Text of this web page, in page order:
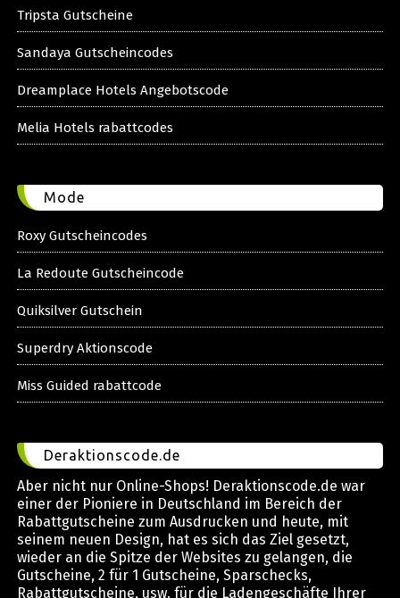
Tripsta Gutscheine
Sandaya Gutscheincodes
Dreamplace Hotels Angebotscode
Melia Hotels rabattcodes
Mode
Roxy Gutscheincodes
La Redoute Gutscheincode
Quiksilver Gutschein
Superdry Aktionscode
Miss Guided rabattcode
Deraktionscode.de
Aber nicht nur Online-Shops! Deraktionscode.de war
einer der Pioniere in Deutschland im Bereich der
Rabattgutscheine zum Ausdrucken und heute, mit
seinem neuen Design, hat es sich das Ziel gesetzt,
wieder an die Spitze der Websites zu gelangen, die
Gutscheine, 2 für 1 Gutscheine, Sparschecks,
Rabattgutscheine, usw. für die Ladengeschäfte Ihrer